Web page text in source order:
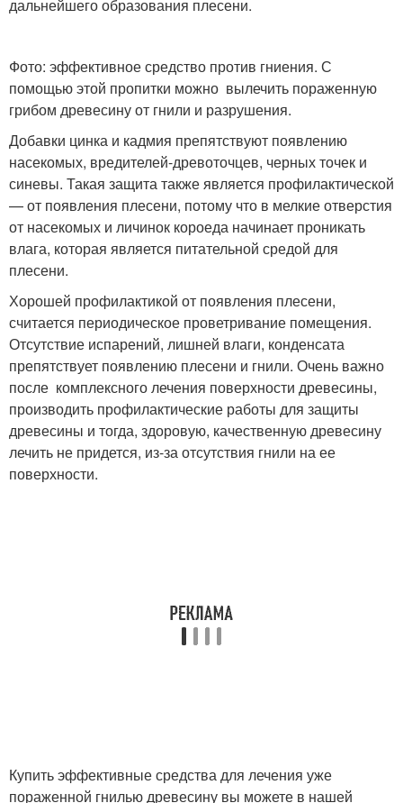
дальнейшего образования плесени.
Фото: эффективное средство против гниения. С
помощью этой пропитки можно вылечить пораженную
грибом древесину от гнили и разрушения.
Добавки цинка и кадмия препятствуют появлению
насекомых, вредителей-древоточцев, черных точек и
синевы. Такая защита также является профилактической
— от появления плесени, потому что в мелкие отверстия
от насекомых и личинок короеда начинает проникать
влага, которая является питательной средой для
плесени.
Хорошей профилактикой от появления плесени,
считается периодическое проветривание помещения.
Отсутствие испарений, лишней влаги, конденсата
препятствует появлению плесени и гнили. Очень важно
после комплексного лечения поверхности древесины,
производить профилактические работы для защиты
древесины и тогда, здоровую, качественную древесину
лечить не придется, из-за отсутствия гнили на ее
поверхности.
Купить эффективные средства для лечения уже
пораженной гнилью древесину вы можете в нашей